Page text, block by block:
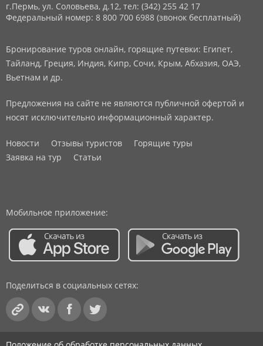
г.Пермь, ул. Соловьева, д.12, тел: (342) 255 42 17
Федеральный номер: 8 800 700 6988 (звонок бесплатный)
Бронирование туров онлайн, горящие путевки: Египет,
Тайланд, Греция, Индия, Кипр, Сочи, Крым, Абхазия, ОАЭ,
Вьетнам и др.
Предложения на сайте не являются публичной офертой и
носят исключительно информационный характер.
Новости Отзывы туристов
Горящие туры
Заявка на тур
Статьи
Мобильное приложение:
Поделиться в социальных сетях: